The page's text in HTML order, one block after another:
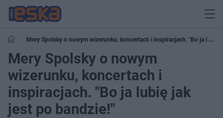
Mery Spolsky o nowym wizerunku, koncertach i inspiracjach. "Bo ja lubię
jak jest po bandzie!"
Mery Spolsky o nowym
wizerunku, koncertach i
inspiracjach. "Bo ja lubię jak
jest po bandzie!"